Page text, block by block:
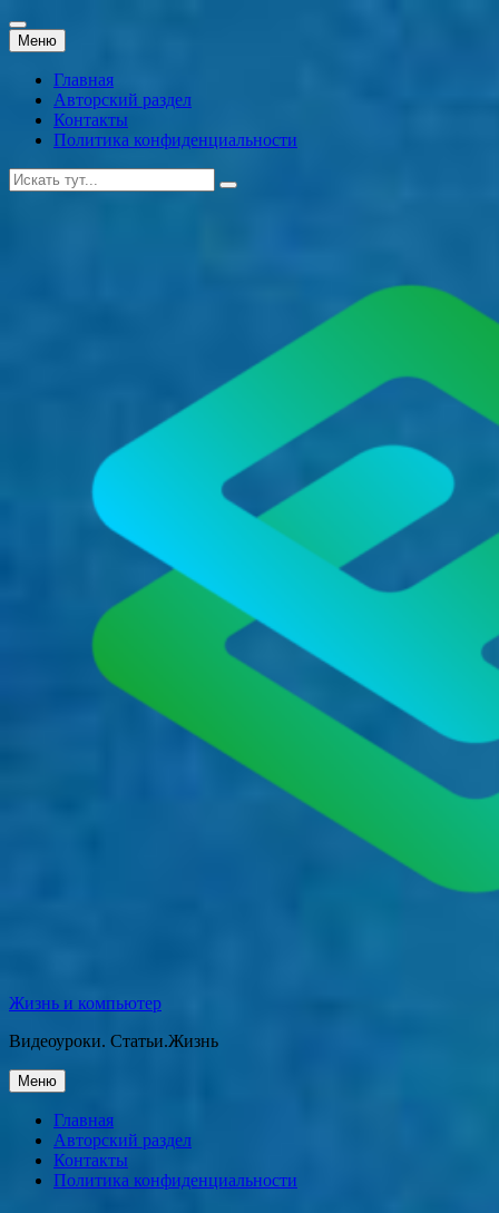
Меню Перейти
к
содержанию
Главная
Авторский раздел
Контакты
Политика конфиденциальности
Искать:
Жизнь и компьютер
Видеоуроки. Статьи.Жизнь
Меню Перейти
к
содержанию
Главная
Авторский раздел
Контакты
Политика конфиденциальности